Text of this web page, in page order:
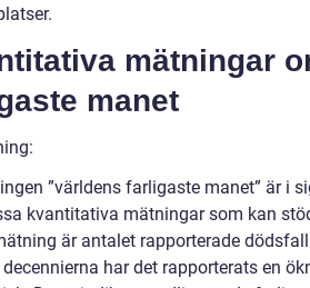
mätningar
manet
”världens farligaste manet” är i
kvantitativa mätningar som kan
är antalet rapporterade
decennierna har det rapporterats en